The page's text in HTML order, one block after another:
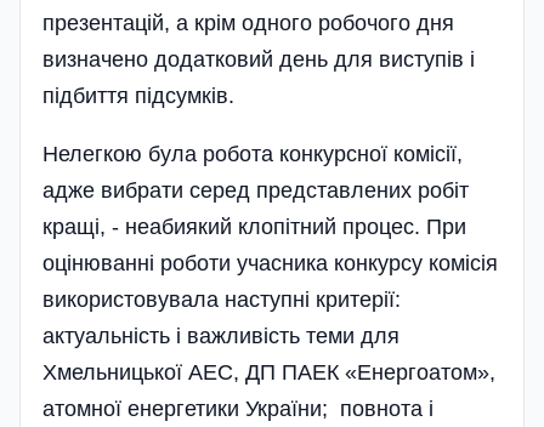
презентацій, а крім одного робочого дня
визначено додатковий день для виступів і
підбиття підсумків.
Нелегкою була робота конкурсної комісії,
адже вибрати серед представлених робіт
кращі, - неабиякий клопітний процес. При
оцiнюваннi роботи учасника конкурсу комiсiя
використовувала наступні критерії:
актуальність i важливість теми для
Хмельницької АЕС, ДП ПАЕК «Енергоатом»,
атомної енергетики України; повнота i